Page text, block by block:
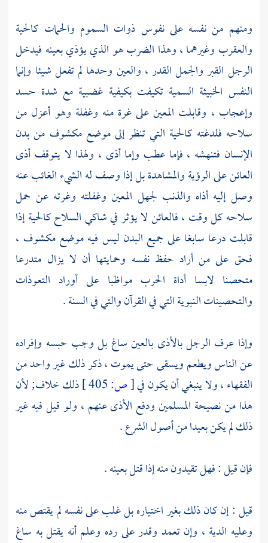
ومنهم من نفسه على نفوس ذوات السموم والحمات كالحية
والعقرب وغيرهما ، وهذا الضرب هو الذي يؤذي بعينه فيدخل
الرجل القبر والجمل القدر ، والعين وحدها لم تفعل شيئا وإنما
النفس الخبيثة السمية تكيفت بكيفية غضبية مع شدة حسد
وإعجاب ، وقابلت المعين على غرة منه وغفلة وهو أعزل من
سلاحه فلدغته كالحية التي تنظر إلى موضع مكشوف من بدن
الإنسان فتنهشه ، فإما عطب وإما أذى ، ولهذا لا يتوقف أذى
العائن على الرؤية والمشاهدة بل إذا وصف له الشيء الغائب عنه
وصل إليه أذاه والذنب لجهل المعين وغفلته وغرته عن حمل
سلاحه كل وقت ، فالعائن لا يؤثر في شاكي السلاح كالحية إذا
قابلت درعا سابغا على جميع البدن ليس فيه موضع مكشوف ،
فحق على من أراد حفظ نفسه وحمايتها أن لا يزال متدرعا
متحصنا لابسا أداة الحرب مواظبا على أوراد التعوذات
والتحصينات النبوية التي في القرآن والتي في السنة .
وإذا عرف الرجل بالأذى بالعين ساغ بل وجب حبسه وإفراده
عن الناس ويطعم ويسقى حتى يموت ، ذكر ذلك غير واحد من
الفقهاء ، ولا ينبغي أن يكون في[ص:
ذلك خلاف; لأن
هذا من نصيحة المسلمين ودفع الأذى عنهم ، ولو قيل فيه غير
ذلك لم يكن بعيدا من أصول الشرع .
فإن قيل : فهل تقيدون منه إذا قتل بعينه .
قيل : إن كان ذلك بغير اختياره بل غلب على نفسه لم يقتص منه
وعليه الدية ، وإن تعمد وقدر على رده وعلم أنه يقتل به ساغ